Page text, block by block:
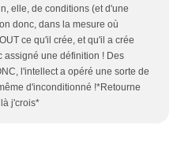
elle, de conditions (et d'une
donc, dans la mesure où
ce qu'il crée, et qu'il a crée
assigné une définition ! Des
l'intellect a opéré une sorte de
d'inconditionné !*Retourne
j'crois*